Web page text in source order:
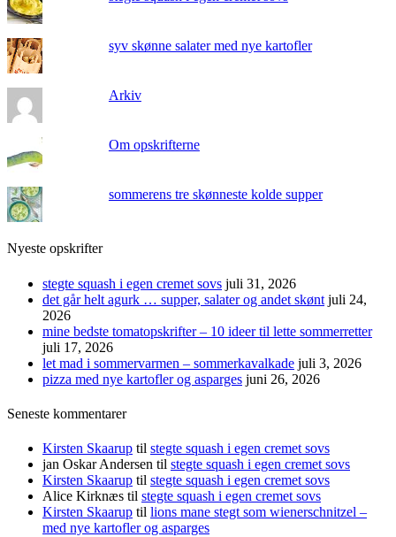
syv skønne salater med nye kartofler
Arkiv
Om opskrifterne
sommerens tre skønneste kolde supper
Nyeste opskrifter
stegte squash i egen cremet sovs juli 31, 2026
det går helt agurk … supper, salater og andet skønt juli 24,
2026
mine bedste tomatopskrifter – 10 ideer til lette sommerretter
juli 17, 2026
let mad i sommervarmen – sommerkavalkade juli 3, 2026
pizza med nye kartofler og asparges juni 26, 2026
Seneste kommentarer
Kirsten Skaarup til stegte squash i egen cremet sovs
jan Oskar Andersen til stegte squash i egen cremet sovs
Kirsten Skaarup til stegte squash i egen cremet sovs
Alice Kirknæs til stegte squash i egen cremet sovs
Kirsten Skaarup til lions mane stegt som wienerschnitzel –
med nye kartofler og asparges